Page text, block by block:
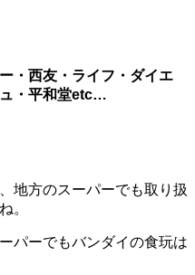
・西友・ライフ・ダイエ
・平和堂etc…
地方のスーパーでも取り扱
。
パーでもバンダイの食玩は